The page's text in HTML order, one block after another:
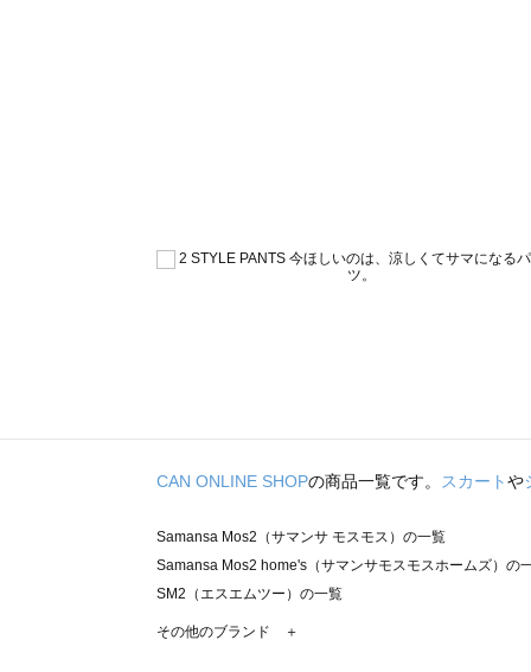
CAN ONLINE SHOPの商品一覧です。 スカートや
Samansa Mos2（サマンサ モスモス）の一覧
Samansa Mos2 home's（サマンサモスモスホームズ）の
SM2（エスエムツー）の一覧
TSUHARU by Samansa Mos2（ツハルバイサマンサモス
その他のブランド ＋